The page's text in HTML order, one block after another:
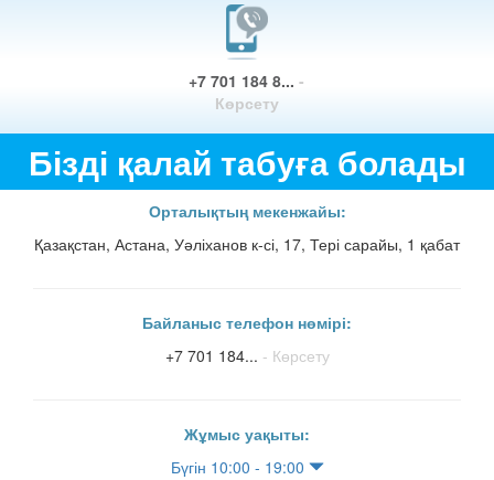
+7 701 184 8...-
Көрсету
Бізді қалай табуға болады
Орталықтың мекенжайы:
Қазақстан, Астана, Уәліханов к-сі, 17, Тері сарайы, 1 қабат
Байланыс телефон нөмірі:
+7 701 184... - Көрсету
Жұмыс уақыты:
Бүгін 10:00 - 19:00